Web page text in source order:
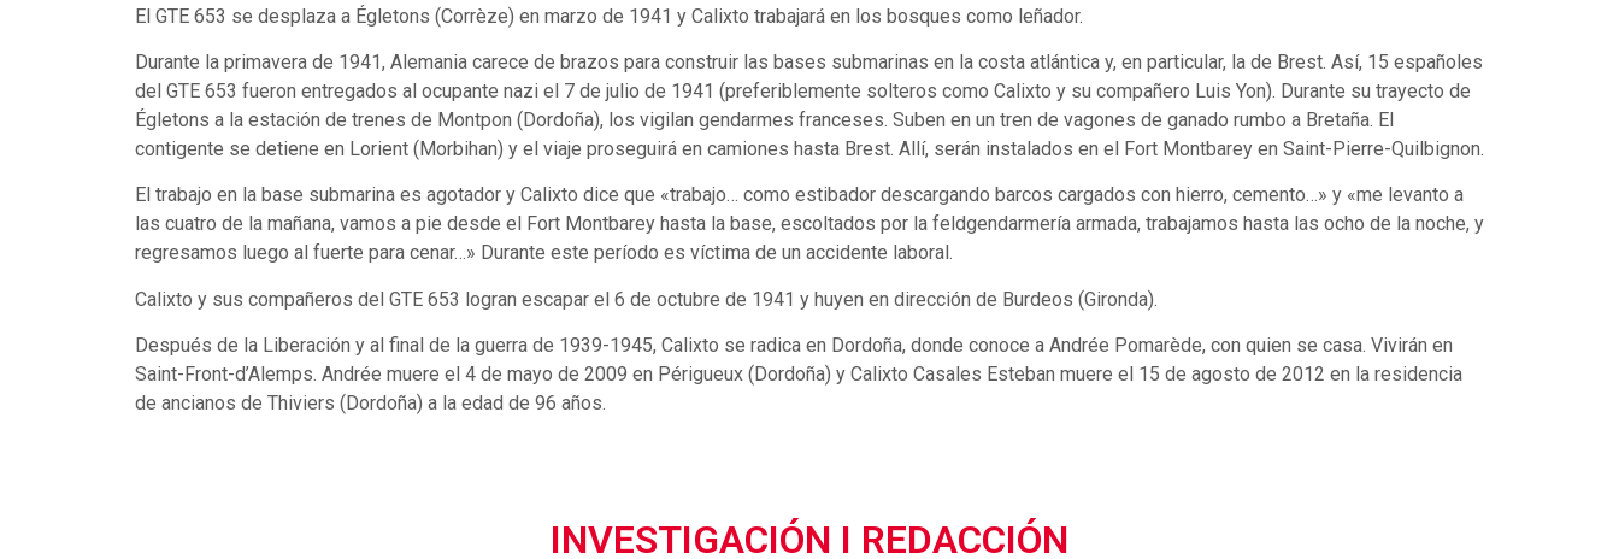
El GTE 653 se desplaza a Égletons (Corrèze) en marzo de 1941 y Calixto trabajará en los bosques como leñador.
Durante la primavera de 1941, Alemania carece de brazos para construir las bases submarinas en la costa atlántica y, en particular, la de Brest. Así, 15 españoles
del GTE 653 fueron entregados al ocupante nazi el 7 de julio de 1941 (preferiblemente solteros como Calixto y su compañero Luis Yon). Durante su trayecto de
Égletons a la estación de trenes de Montpon (Dordoña), los vigilan gendarmes franceses. Suben en un tren de vagones de ganado rumbo a Bretaña. El
contigente se detiene en Lorient (Morbihan) y el viaje proseguirá en camiones hasta Brest. Allí, serán instalados en el Fort Montbarey en Saint-Pierre-Quilbignon.
El trabajo en la base submarina es agotador y Calixto dice que «trabajo… como estibador descargando barcos cargados con hierro, cemento…» y «me levanto a
las cuatro de la mañana, vamos a pie desde el Fort Montbarey hasta la base, escoltados por la feldgendarmería armada, trabajamos hasta las ocho de la noche, y
regresamos luego al fuerte para cenar…» Durante este período es víctima de un accidente laboral.
Calixto y sus compañeros del GTE 653 logran escapar el 6 de octubre de 1941 y huyen en dirección de Burdeos (Gironda).
Después de la Liberación y al final de la guerra de 1939-1945, Calixto se radica en Dordoña, donde conoce a Andrée Pomarède, con quien se casa. Vivirán en
Saint-Front-d’Alemps. Andrée muere el 4 de mayo de 2009 en Périgueux (Dordoña) y Calixto Casales Esteban muere el 15 de agosto de 2012 en la residencia
de ancianos de Thiviers (Dordoña) a la edad de 96 años.
INVESTIGACIÓN I REDACCIÓN